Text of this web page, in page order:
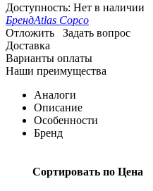
Доступность: Нет в наличии
БрендAtlas Copco
Отложить
Задать вопрос
Доставка
Варианты оплаты
Наши преимущества
Аналоги
Описание
Особенности
Бренд
Сортировать по Цена